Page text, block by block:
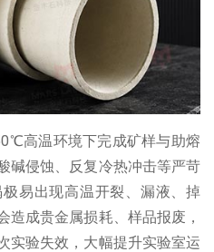
高温环境下完成矿样与助熔
碱侵蚀、反复冷热冲击等严苛
易出现高温开裂、漏液、掉
造成贵金属损耗、样品报废，
实验失效，大幅提升实验室运